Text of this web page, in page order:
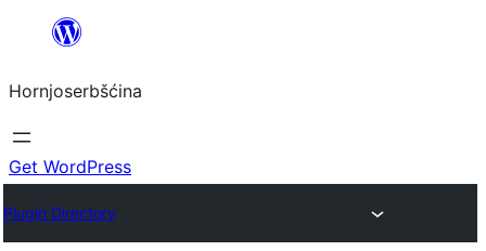
wobsahej
Hornjoserbšćina
Get WordPress
Plugin Directory